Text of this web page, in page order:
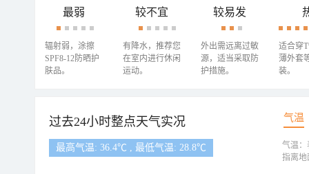
最弱
辐射弱，涂擦
SPF8-12防晒护
肤品。
较不宜
有降水，推荐您
在室内进行休闲
运动。
较易发
外出需远离过敏
源，适当采取防
护措施。
适合穿
薄外套
装。
过去24小时整点天气实况 气温
最高气温: 36.4℃ , 最低气温: 28.8℃
气温：
指离地